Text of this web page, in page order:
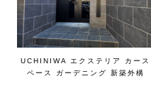
UCHINIWA エクステリア
カース
ペース
ガーデニング 新築外構